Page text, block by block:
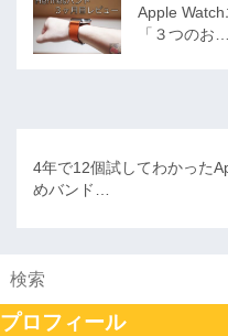
Apple
「３つのお…
4年で12個試してわかった
めバンド…
プロフィール